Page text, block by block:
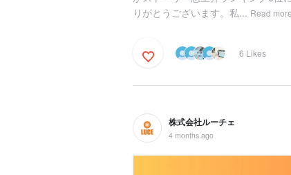
りがとうございます。私... Read more
6 Likes
株式会社ルーチェ
4 months ago